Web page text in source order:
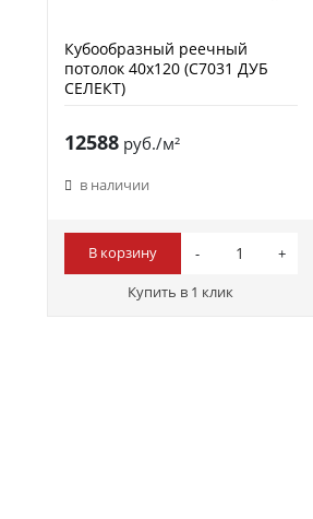
Кубообразный реечный
потолок 40х120 (C7031 ДУБ
СЕЛЕКТ)
12588руб./м²
в наличии
В корзину
Купить в 1 клик